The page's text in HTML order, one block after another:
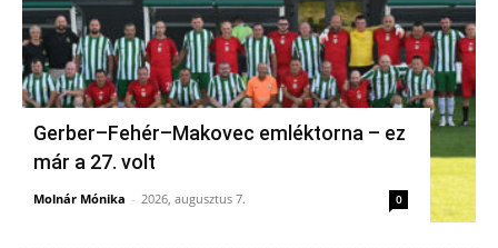
Gerber–Fehér–Makovec emléktorna – ez
már a 27. volt
Molnár Mónika - 2026, augusztus 7. 0